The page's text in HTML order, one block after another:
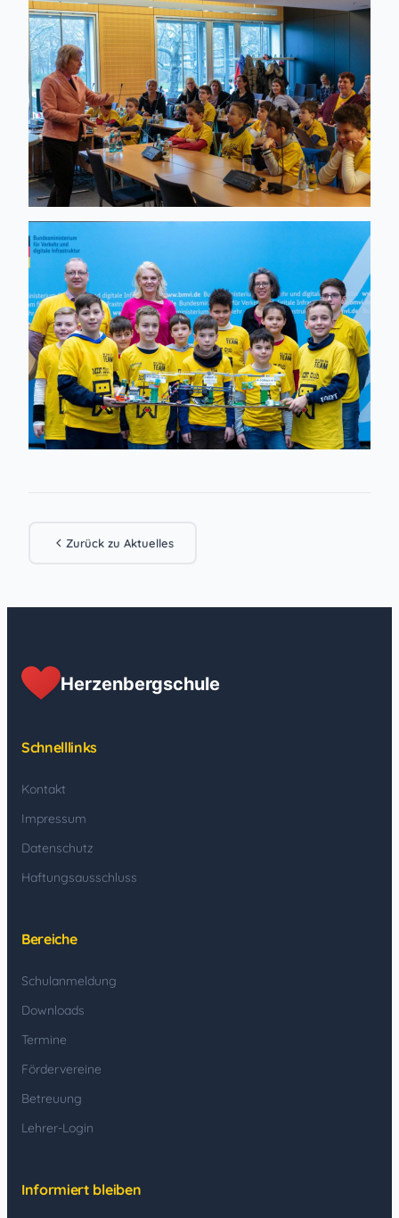
Zurück zu Aktuelles
Herzenbergschule
Schnelllinks
Kontakt
Impressum
Datenschutz
Haftungsausschluss
Bereiche
Schulanmeldung
Downloads
Termine
Fördervereine
Betreuung
Lehrer-Login
Informiert bleiben